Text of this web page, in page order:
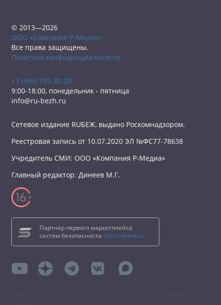
© 2013—2026
ООО «Компания Р-Медиа»
Все права защищены.
Политика конфиденциальности
+7 (495) 539-30-20
9:00-18:00, понедельник - пятница
info@ru-bezh.ru
Сетевое издание RUБЕЖ, выдано Роскомнадзором.
Реестровая запись от 10.07.2020 ЭЛ №ФС77-78638
Учредитель СМИ: ООО «Компания Р-Медиа»
Главный редактор: Динеев М.Г.
Партнёр первого маркетплейса
систем безопасности secumarket.ru